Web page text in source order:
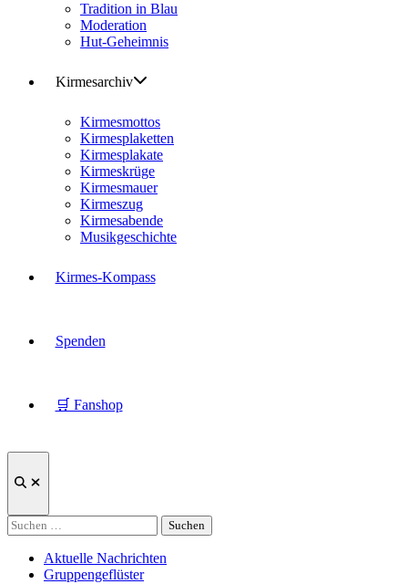
Tradition in Blau
Moderation
Hut-Geheimnis
Kirmesarchiv
Kirmesmottos
Kirmesplaketten
Kirmesplakate
Kirmeskrüge
Kirmesmauer
Kirmeszug
Kirmesabende
Musikgeschichte
Kirmes-Kompass
Spenden
🛒 Fanshop
Suche
Suchen
nach:
Veröffentlicht
Aktuelle Nachrichten
Gruppengeflüster